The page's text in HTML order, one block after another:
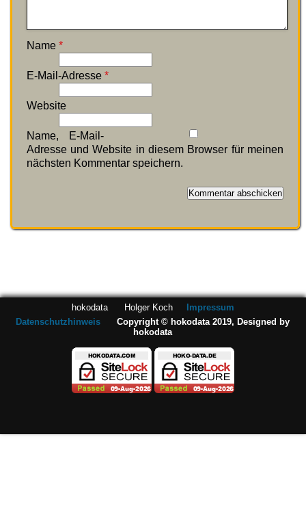
Name *
E-Mail-Adresse *
Website
Name, E-Mail-
Adresse und Website in diesem Browser für meinen
nächsten Kommentar speichern.
hokodata Holger Koch Impressum
Datenschutzhinweis
Copyright © hokodata 2019, Designed by
hokodata